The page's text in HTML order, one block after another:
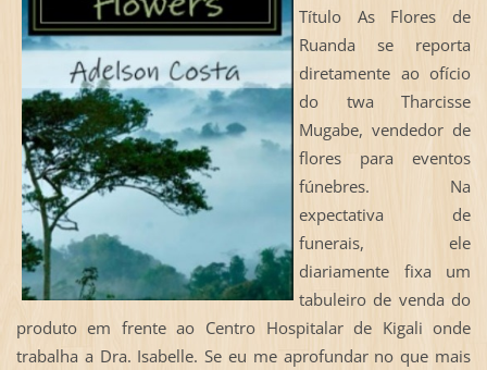
Título As Flores de
Ruanda se reporta
diretamente ao ofício
do twa Tharcisse
Mugabe, vendedor de
flores para eventos
fúnebres. Na
expectativa de
funerais, ele
diariamente fixa um
tabuleiro de venda do
produto em frente ao Centro Hospitalar de Kigali onde
trabalha a Dra. Isabelle. Se eu me aprofundar no que mais